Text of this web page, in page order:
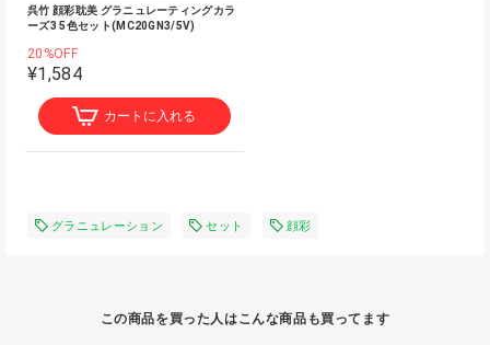
呉竹 顔彩耽美 グラニュレーティングカラ
ーズ3 5色セット(MC20GN3/5V)
20%OFF
¥1,584
カートに入れる
グラニュレーション セット 顔彩
この商品を買った人はこんな商品も買ってます